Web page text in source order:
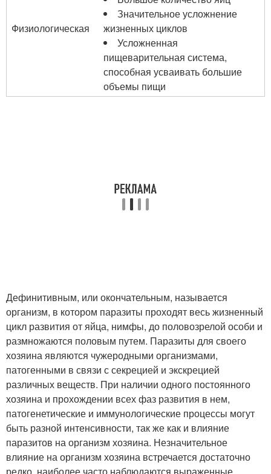
Физиологическая
Значительное усложнение
жизненных циклов
Усложненная
пищеварительная система,
способная усваивать большие
объемы пищи
Дефинитивным, или окончательным, называется
организм, в котором паразиты проходят весь жизненный
цикл развития от яйца, нимфы, до половозрелой особи и
размножаются половым путем. Паразиты для своего
хозяина являются чужеродными организмами,
патогенными в связи с секрецией и экскрецией
различных веществ. При наличии одного постоянного
хозяина и прохождении всех фаз развития в нем,
патогенетические и иммунологические процессы могут
быть разной интенсивности, так же как и влияние
паразитов на организм хозяина. Незначительное
влияние на организм хозяина встречается достаточно